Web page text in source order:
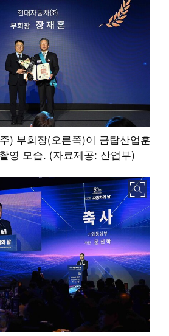
) 부회장(오른쪽)이 금탑산업훈
영 모습. (자료제공: 산업부)